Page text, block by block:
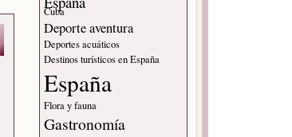
Cuba
Deporte aventura
Deportes acuáticos
Destinos turísticos en España
España
Flora y fauna
Gastronomía